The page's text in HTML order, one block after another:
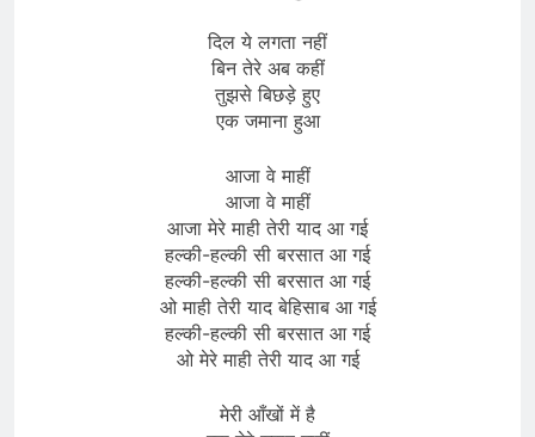
दिल ये लगता नहीं
बिन तेरे अब कहीं
तुझसे बिछड़े हुए
एक जमाना हुआ
आजा वे माहीं
आजा वे माहीं
आजा मेरे माही तेरी याद आ गई
हल्की-हल्की सी बरसात आ गई
हल्की-हल्की सी बरसात आ गई
ओ माही तेरी याद बेहिसाब आ गई
हल्की-हल्की सी बरसात आ गई
ओ मेरे माही तेरी याद आ गई
मेरी आँखों में है